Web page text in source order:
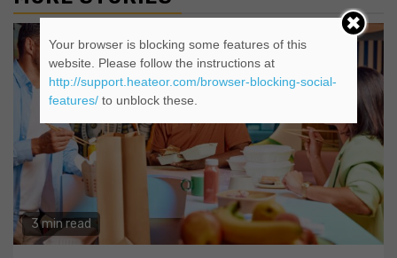
3 min read
Your browser is blocking some features of this
website. Please follow the instructions at
http://support.heateor.com/browser-blocking-social-
features/to unblock these.